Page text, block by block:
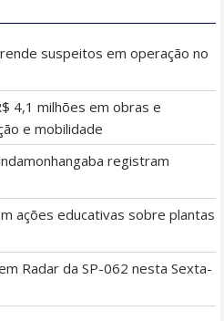
suspeitos em operação no
4,1 milhões em obras e
e mobilidade
registram
ações educativas sobre plantas
Radar da SP-062 nesta Sexta-